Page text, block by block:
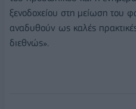
ξενοδοχείου στη μείωση του
αναδυθούν ως καλές
διεθνώς».